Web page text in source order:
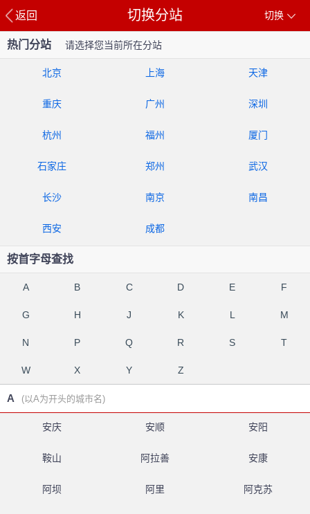
返回 切换
切换分站
热门分站 请选择您当前所在分站
北京 上海 天津
重庆 广州 深圳
杭州 福州 厦门
石家庄 郑州 武汉
长沙 南京 南昌
西安 成都
按首字母查找
A B C D E F
G H J K L M
N P Q R S T
W X Y Z
A (以A为开头的城市名)
安庆 安顺 安阳
鞍山 阿拉善 安康
阿坝 阿里 阿克苏